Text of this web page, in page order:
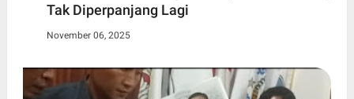
Tak Diperpanjang Lagi
November 06, 2025